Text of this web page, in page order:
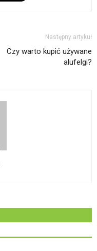
Następny artykuł
Czy warto kupić używane
alufelgi?